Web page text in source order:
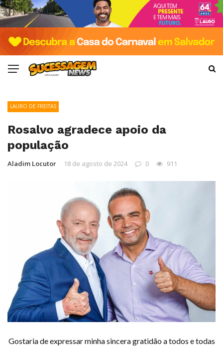
LAURO DE FREITAS
Rosalvo agradece apoio da
população
Aladim Locutor 18 de agosto de 2024 0 911
Gostaria de expressar minha sincera gratidão a todos e todas